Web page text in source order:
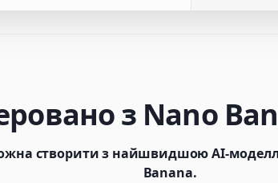
з Nano
створити з найшвидшою AI-
Banana.